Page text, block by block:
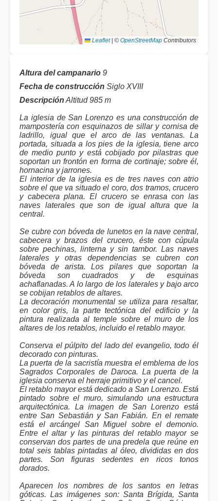
Leaflet © OpenStreetMap Contributors
Altura del campanario 9
Fecha de construcción Siglo XVIII
Descripción Altitud 985 m
La iglesia de San Lorenzo es una construcción de
mampostería con esquinazos de sillar y cornisa de
ladrillo, igual que el arco de las ventanas. La
portada, situada a los pies de la iglesia, tiene arco
de medio punto y está cobijado por pilastras que
soportan un frontón en forma de cortinaje; sobre él,
hornacina y jarrones.
El interior de la iglesia es de tres naves con atrio
sobre el que va situado el coro, dos tramos, crucero
y cabecera plana. El crucero se enrasa con las
naves laterales que son de igual altura que la
central.
Se cubre con bóveda de lunetos en la nave central,
cabecera y brazos del crucero, éste con cúpula
sobre pechinas, linterna y sin tambor. Las naves
laterales y otras dependencias se cubren con
bóveda de arista. Los pilares que soportan la
bóveda son cuadrados y de esquinas
achaflanadas. A lo largo de los laterales y bajo arco
se cobijan retablos de altares.
La decoración monumental se utiliza para resaltar,
en color gris, la parte tectónica del edificio y la
pintura realizada al temple sobre el muro de los
altares de los retablos, incluido el retablo mayor.
Conserva el púlpito del lado del evangelio, todo él
decorado con pinturas.
La puerta de la sacristía muestra el emblema de los
Sagrados Corporales de Daroca. La puerta de la
iglesia conserva el herraje primitivo y el cancel.
El retablo mayor está dedicado a San Lorenzo. Está
pintado sobre el muro, simulando una estructura
arquitectónica. La imagen de San Lorenzo está
entre San Sebastián y San Fabián. En el remate
está el arcángel San Miguel sobre el demonio.
Entre el altar y las pinturas del retablo mayor se
conservan dos partes de una predela que reúne en
total seis tablas pintadas al óleo, divididas en dos
partes. Son figuras sedentes en ricos tonos
dorados.
Aparecen los nombres de los santos en letras
góticas. Las imágenes son: Santa Brígida, Santa